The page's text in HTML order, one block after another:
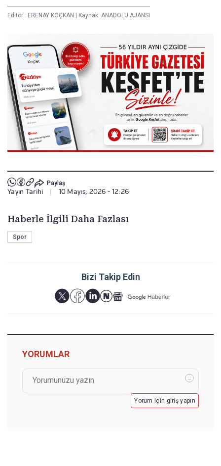
Editör : ERENAY KOÇKAN | Kaynak: ANADOLU AJANSI
Paylaş
Yayın Tarihi 10 Mayıs, 2026 - 12:26
Haberle İlgili Daha Fazlası
Spor
Bizi Takip Edin
YORUMLAR
Yorum için giriş yapın